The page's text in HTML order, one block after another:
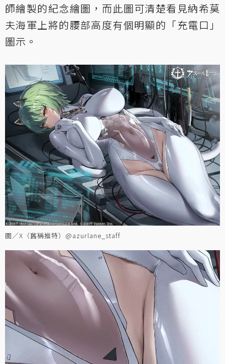
師繪製的紀念繪圖，而此圖可清楚看見納希莫
夫海軍上將的腰部高度有個明顯的「充電口」
圖示。
圖／X（舊稱推特）@azurlane_staff